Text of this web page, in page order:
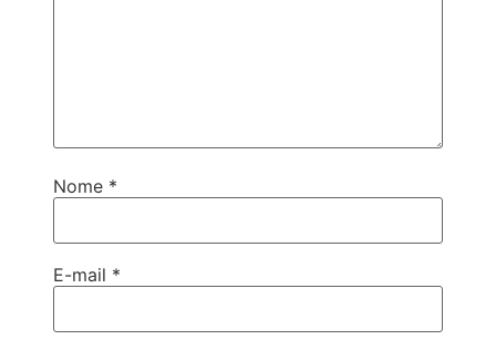
Nome *
E-mail *